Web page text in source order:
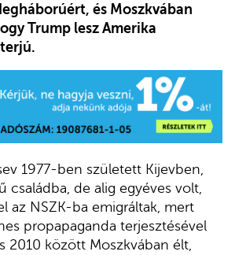
és Moszkvában
Trump lesz Amerika
1977-ben született Kijevben,
családba, de alig egyéves volt,
az NSZK-ba emigráltak, mert
propapaganda terjesztésével
2010 között Moszkvában élt,